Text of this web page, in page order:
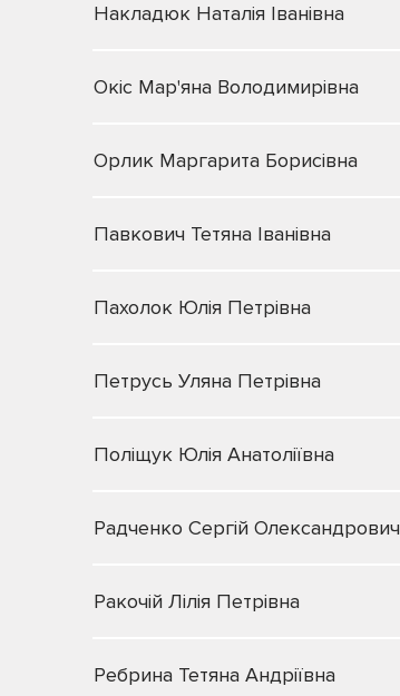
Накладюк Наталія Іванівна
Окіс Мар'яна Володимирівна
Орлик Маргарита Борисівна
Павкович Тетяна Іванівна
Пахолок Юлія Петрівна
Петрусь Уляна Петрівна
Поліщук Юлія Анатоліївна
Радченко Сергій Олександрович
Ракочій Лілія Петрівна
Ребрина Тетяна Андріївна